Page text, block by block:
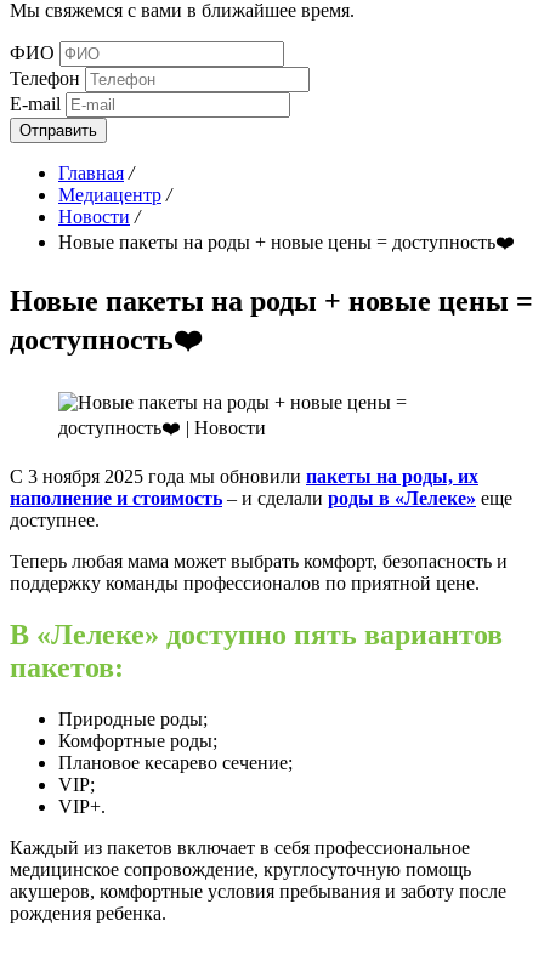
Мы свяжемся с вами в ближайшее время.
ФИО
Телефон
E-mail
Отправить
Главная /
Медиацентр /
Новости /
Новые пакеты на роды + новые цены = доступность❤️
Новые пакеты на роды + новые цены =
доступность❤️
С 3 ноября 2025 года мы обновили пакеты на роды, их
наполнение и стоимость – и сделали роды в «Лелеке» еще
доступнее.
Теперь любая мама может выбрать комфорт, безопасность и
поддержку команды профессионалов по приятной цене.
В «Лелеке» доступно пять вариантов
пакетов:
Природные роды;
Комфортные роды;
Плановое кесарево сечение;
VIP;
VIP+.
Каждый из пакетов включает в себя профессиональное
медицинское сопровождение, круглосуточную помощь
акушеров, комфортные условия пребывания и заботу после
рождения ребенка.